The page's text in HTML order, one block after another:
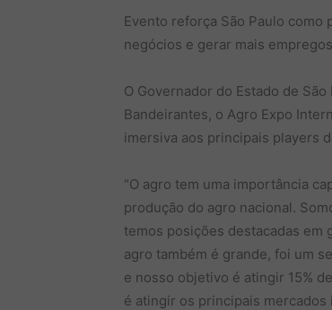
Evento reforça São Paulo
negócios e gerar mais empregos
O Governador do Estado de
Bandeirantes, o Agro Expo
imersiva aos principais players
“O agro tem uma importância
produção do agro nacional.
temos posições destacadas em
agro também é grande, foi um
e nosso objetivo é atingir 15%
é atingir os principais mercados